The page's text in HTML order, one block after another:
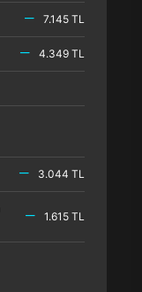
7.145 TL
4.349 TL
3.044 TL
1.615 TL